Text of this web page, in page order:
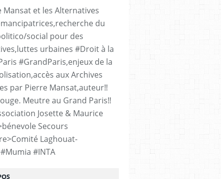
du
social pour des
urbaines #Droit à la
#GrandParis,enjeux de la
aux Archives
par Pierre Mansat,auteur‼️
Meutre au Grand Paris‼️
Josette & Maurice
Secours
Laghouat-
#INTA